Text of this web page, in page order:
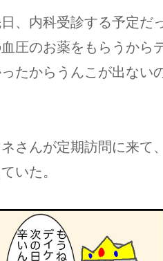
、内科受診する予定だ
圧のお薬をもらうから
たからうんこが出ない
さんが定期訪問に来て
いた。